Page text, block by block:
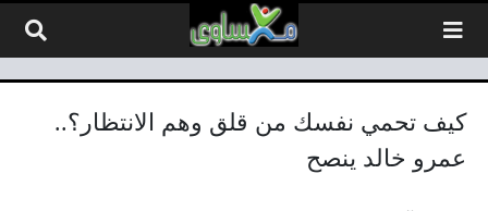
كيف تحمي نفسك من قلق وهم الانتظار؟..
عمرو خالد ينصح